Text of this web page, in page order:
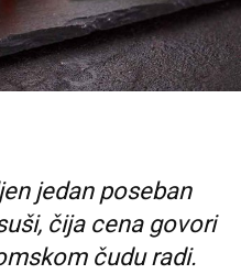
jedan poseban
čija cena govori
čudu radi.